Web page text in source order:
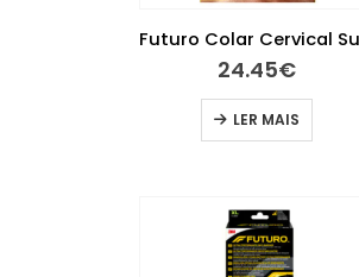
24.45€
LER MAIS